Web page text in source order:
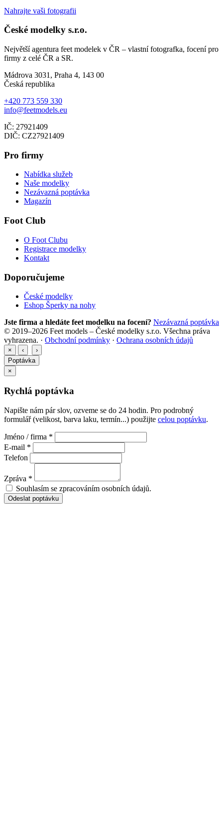
Nahrajte vaši fotografii
České modelky s.r.o.
Největší agentura feet modelek v ČR – vlastní fotografka, focení pro
firmy z celé ČR a SR.
Mádrova 3031, Praha 4, 143 00
Česká republika
+420 773 559 330
info@feetmodels.eu
IČ: 27921409
DIČ: CZ27921409
Pro firmy
Nabídka služeb
Naše modelky
Nezávazná poptávka
Magazín
Foot Club
O Foot Clubu
Registrace modelky
Kontakt
Doporučujeme
České modelky
Eshop Šperky na nohy
Jste firma a hledáte feet modelku na focení? Nezávazná poptávka
© 2019–2026 Feet models – České modelky s.r.o. Všechna práva
vyhrazena. · Obchodní podmínky · Ochrana osobních údajů
× ‹
›
Poptávka
×
Rychlá poptávka
Napište nám pár slov, ozveme se do 24 hodin. Pro podrobný
formulář (velikost, barva laku, termín...) použijte celou poptávku.
Jméno / firma *
E-mail *
Telefon
Zpráva *
Souhlasím se zpracováním osobních údajů.
Odeslat poptávku